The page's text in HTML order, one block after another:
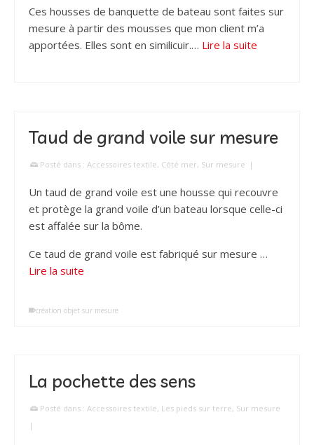
Ces housses de banquette de bateau sont faites sur
mesure à partir des mousses que mon client m’a
apportées. Elles sont en similicuir.… Lire la suite
Taud de grand voile sur mesure
Posté dans : Accessoires textile, Côté mer, Sur mesure |
Un taud de grand voile est une housse qui recouvre
et protège la grand voile d’un bateau lorsque celle-ci
est affalée sur la bôme.
Ce taud de grand voile est fabriqué sur mesure …
Lire la suite
création objet sur mesure
La pochette des sens
Posté dans : Accessoires textile, Les pieds sur terre, Sur mesure
|